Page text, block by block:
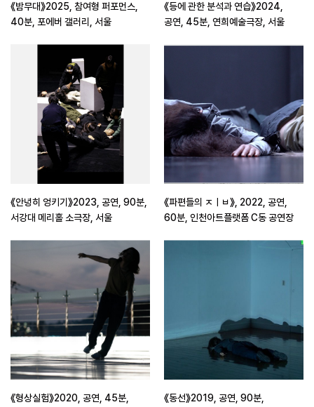
《밤무대》2025, 참여형 퍼포먼스,
40분, 포에버 갤러리, 서울
《등에 관한 분석과 연습》2024,
공연, 45분, 연희예술극장, 서울
《안녕히 엉키기》2023, 공연, 90분,
서강대 메리홀 소극장, 서울
《파편들의 ㅈㅣㅂ》, 2022, 공연,
60분, 인천아트플랫폼 C동 공연장
《형상실험》2020, 공연, 45분,
《동선》2019, 공연, 90분,